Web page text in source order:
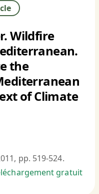
Wildfire
the
of Climate
pp. 519-524.
gratuit